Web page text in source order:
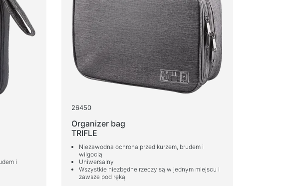
Sprężone powietrze
Spraye, pianki, żeli
Nawilżane chusteczki
Dla aktywnych i sportu
Biurka do domu i biura
Stelaże biurek
Stoliki kawowe
Stołki barowe
i
26450
Organizer bag
TRIFLE
Niezawodna ochrona przed kurzem, brudem i
wilgocią
Uniwersalny
Wszystkie niezbędne rzeczy są w jednym miejscu i
zawsze pod ręką